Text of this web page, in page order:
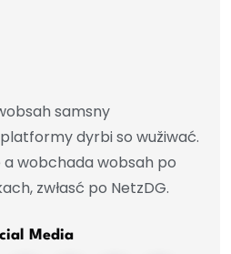
samsny
dyrbi so wužiwać.
wobchada wobsah po
zwłasć po NetzDG.
Media